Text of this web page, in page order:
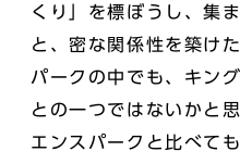
くり」を標ぼうし、集
と、密な関係性を築け
パークの中でも、キン
との一つではないかと
エンスパークと比べて